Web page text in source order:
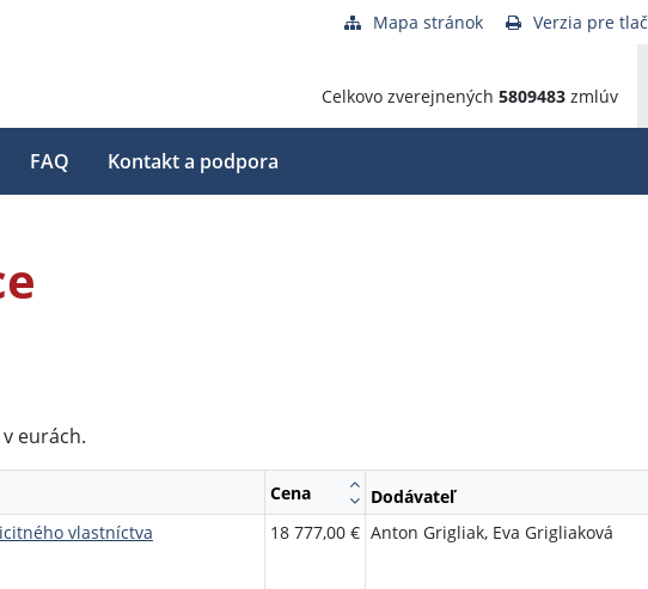
Mapa stránok Verzia pre tlač
Celkovo zverejnených 5809483 zmlúv
FAQ Kontakt a podpora
eurách.
Cena Dodávateľ
vlastníctva
18 777,00 € Anton Grigliak, Eva Grigliaková